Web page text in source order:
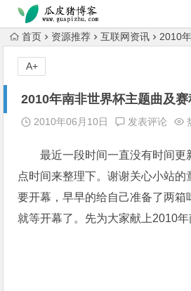
跳转到主内容
首页 资源推荐 互联网资讯 2010年南
2010年南非世界杯主题曲及赛
2010年06月10日 发表评论
最近一段时间一直没有时间更
点时间来整理下。谢谢关心小站的
要开幕，早早的给自己准备了两箱
就等开幕了。先为大家献上2010
A+